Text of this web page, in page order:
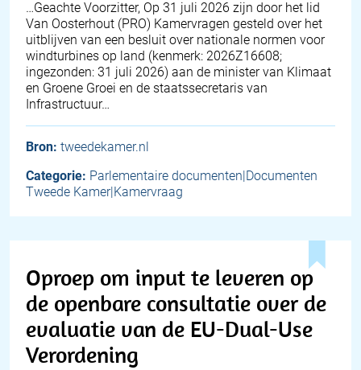
… Geachte Voorzitter, Op 31 juli 2026 zijn door het lid
Van Oosterhout (PRO) Kamervragen gesteld over het
uitblijven van een besluit over nationale normen voor
windturbines op land (kenmerk: 2026Z16608;
ingezonden: 31 juli 2026) aan de minister van Klimaat
en Groene Groei en de staatssecretaris van
Infrastructuur…
Bron: tweedekamer.nl
Categorie: Parlementaire documenten|Documenten
Tweede Kamer|Kamervraag
Oproep om input te leveren op
de openbare consultatie over de
evaluatie van de EU-Dual-Use
Verordening